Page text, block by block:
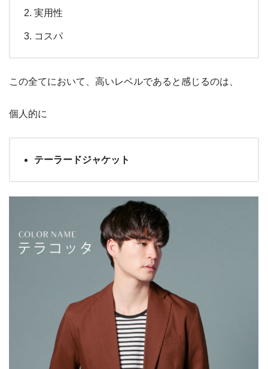
実用性
コスパ
この全てにおいて、高いレベルであると感じるのは、
個人的に
テーラードジャケット